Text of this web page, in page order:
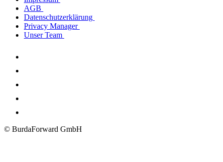
AGB
Datenschutzerklärung
Privacy Manager
Unser Team
© BurdaForward GmbH